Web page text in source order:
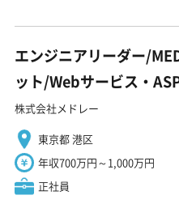
エンジニアリーダー/
ット/Webサービス・
株式会社メドレー
東京都 港区
年収700万円～1,000万円
正社員